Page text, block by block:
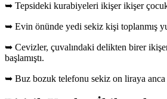
➥ Tepsideki kurabiyeleri ikişer ikişer
➥ Evin önünde yedi sekiz kişi toplanmış
➥ Cevizler, çuvalındaki delikten birer
başlamıştı.
➥ Buz bozuk telefonu sekiz on liraya anca